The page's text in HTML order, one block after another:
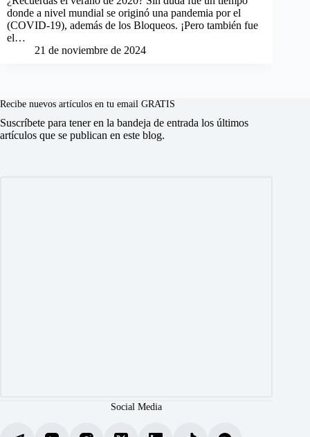
donde a nivel mundial se originó una pandemia por el
(COVID-19), además de los Bloqueos. ¡Pero también fue
el…
21 de noviembre de 2024
Recibe nuevos artículos en tu email GRATIS
Suscríbete para tener en la bandeja de entrada los últimos
artículos que se publican en este blog.
Social Media